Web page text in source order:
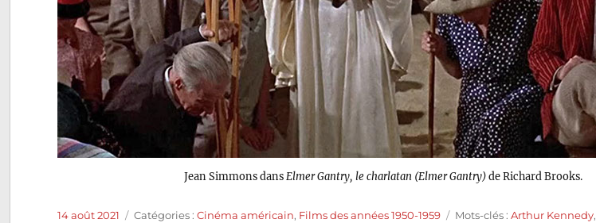
Jean Simmons dans Elmer Gantry, le charlatan (Elmer Gantry)de Richard Brooks.
Publié
14 août 2021 Catégories
Catégories :Cinéma américain, Films des années 1950-1959 Étiquettes
Mots-clés :Arthur Kennedy,